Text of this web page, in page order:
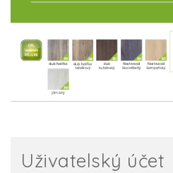
Uživatelský účet